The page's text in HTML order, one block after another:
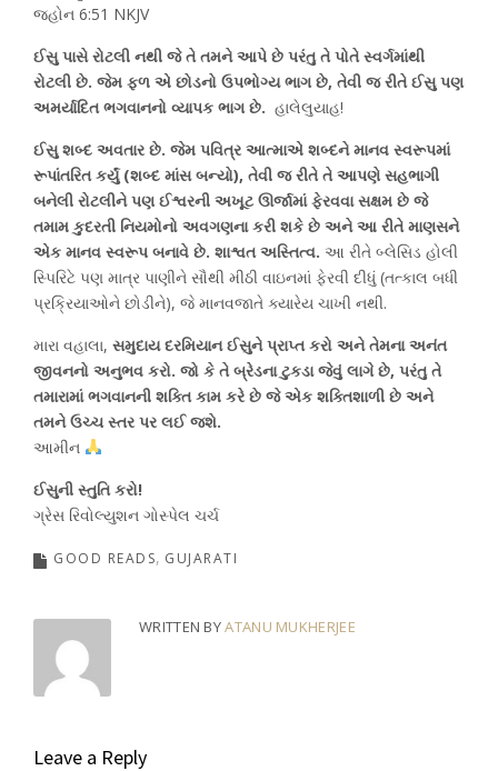
જ્હોન 6:51 NKJV
ઈસુ પાસે રોટલી નથી જે તે તમને આપે છે પરંતુ તે પોતે સ્વર્ગમાંથી
રોટલી છે. જેમ ફળ એ છોડનો ઉપભોગ્ય ભાગ છે, તેવી જ રીતે ઈસુ પણ
અમર્યાદિત ભગવાનનો વ્યાપક ભાગ છે. હાલેલુયાહ!
ઈસુ શબ્દ અવતાર છે. જેમ પવિત્ર આત્માએ શબ્દને માનવ સ્વરૂપમાં
રૂપાંતરિત કર્યું (શબ્દ માંસ બન્યો), તેવી જ રીતે તે આપણે સહભાગી
બનેલી રોટલીને પણ ઈશ્વરની અખૂટ ઊર્જામાં ફેરવવા સક્ષમ છે જે
તમામ કુદરતી નિયમોનો અવગણના કરી શકે છે અને આ રીતે માણસને
એક માનવ સ્વરૂપ બનાવે છે. શાશ્વત અસ્તિત્વ. આ રીતે બ્લેસિડ હોલી
સ્પિરિટે પણ માત્ર પાણીને સૌથી મીઠી વાઇનમાં ફેરવી દીધું (તત્કાલ બધી
પ્રક્રિયાઓને છોડીને), જે માનવજાતે ક્યારેય ચાખી નથી.
મારા વહાલા, સમુદાય દરમિયાન ઈસુને પ્રાપ્ત કરો અને તેમના અનંત
જીવનનો અનુભવ કરો. જો કે તે બ્રેડના ટુકડા જેવું લાગે છે, પરંતુ તે
તમારામાં ભગવાનની શક્તિ કામ કરે છે જે એક શક્તિશાળી છે અને
તમને ઉચ્ચ સ્તર પર લઈ જશે.
આમીન
ઈસુની સ્તુતિ કરો!
ગ્રેસ રિવોલ્યુશન ગોસ્પેલ ચર્ચ
GOOD READS GUJARATI
WRITTEN BYATANU MUKHERJEE
Leave a Reply